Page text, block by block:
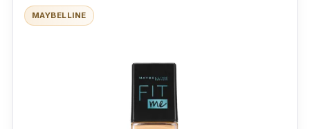
กว่ารองพื้น"
MAYBELLINE